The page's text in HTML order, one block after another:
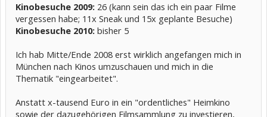
Kinobesuche 2009: 26 (kann sein das ich ein paar Filme
vergessen habe; 11x Sneak und 15x geplante Besuche)
Kinobesuche 2010: bisher 5
Ich hab Mitte/Ende 2008 erst wirklich angefangen mich in
München nach Kinos umzuschauen und mich in die
Thematik "eingearbeitet".
Anstatt x-tausend Euro in ein "ordentliches" Heimkino
sowie der dazugehörigen Filmsammlung zu investieren,